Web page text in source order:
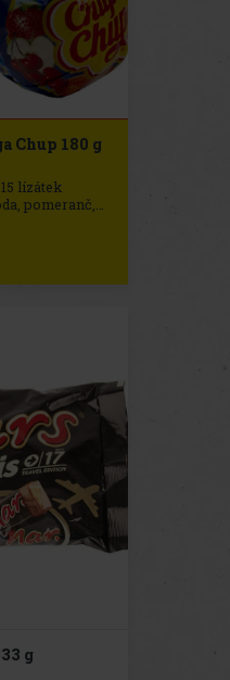
Chup 180 g
lízátek
pomeranč,
citron.
g